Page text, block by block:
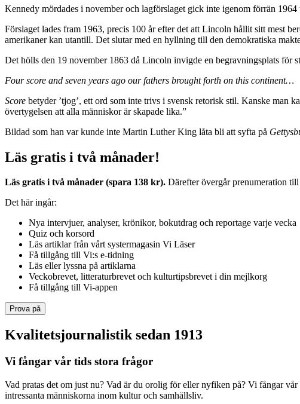
Kennedy mördades i november och lagförslaget gick inte igenom förrän 1964
Förslaget lades fram 1963, precis 100 år efter det att Lincoln hållit sitt mest
amerikaner kan utantill. Det slutar med en hyllning till den demokratiska
Det hölls den 19 november 1863 då Lincoln invigde en begravningsplats för
Four score and seven years ago our fathers brought forth on this continent…
Score betyder ’tjog’, ett ord som inte trivs i svensk retorisk stil. Kanske man
övertygelsen att alla människor är skapade lika.”
Bildad som han var kunde inte Martin Luther King låta bli att syfta på
Läs gratis i två månader!
Läs gratis i två månader (spara 138 kr). Därefter övergår prenumeration
Det här ingår:
Nya intervjuer, analyser, krönikor, bokutdrag och reportage varje vecka
Quiz och korsord
Läs artiklar från vårt systermagasin Vi Läser
Få tillgång till Vi:s e-tidning
Läs eller lyssna på artiklarna
Veckobrevet, litteraturbrevet och kulturtipsbrevet i din mejlkorg
Få tillgång till Vi-appen
Prova på
Kvalitetsjournalistik sedan 1913
Vi fångar vår tids stora frågor
Vad pratas det om just nu? Vad är du orolig för eller nyfiken på? Vi fångar
intressanta människorna inom kultur och samhällsliv.